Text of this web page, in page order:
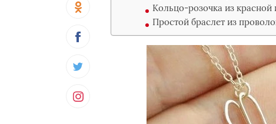
Кольцо-розочка из
Простой браслет из